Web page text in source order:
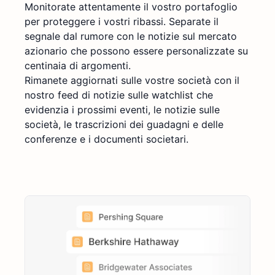
Monitorate attentamente il vostro portafoglio
per proteggere i vostri ribassi. Separate il
segnale dal rumore con le notizie sul mercato
azionario che possono essere personalizzate su
centinaia di argomenti.
Rimanete aggiornati sulle vostre società con il
nostro feed di notizie sulle watchlist che
evidenzia i prossimi eventi, le notizie sulle
società, le trascrizioni dei guadagni e delle
conferenze e i documenti societari.